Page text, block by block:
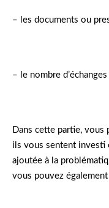
– les documents ou
– le nombre
Dans cette partie,
ils vous sentent investi
ajoutée à la
vous pouvez